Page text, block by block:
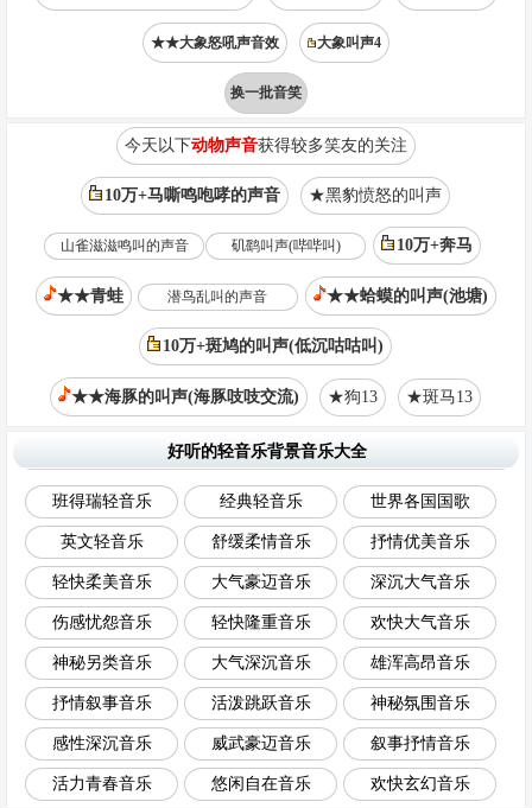
★★大象怒吼声音效 大象叫声4
换一批音笑
今天以下动物声音获得较多笑友的关注
10万+马嘶鸣咆哮的声音 ★黑豹愤怒的叫声
山雀滋滋鸣叫的声音 矶鹞叫声(哔哔叫) 10万+奔马
★★青蛙 潜鸟乱叫的声音 ★★蛤蟆的叫声(池塘)
10万+斑鸠的叫声(低沉咕咕叫)
★★海豚的叫声(海豚吱吱交流) ★狗13 ★斑马13
好听的轻音乐背景音乐大全
班得瑞轻音乐 经典轻音乐 世界各国国歌
英文轻音乐 舒缓柔情音乐 抒情优美音乐
轻快柔美音乐 大气豪迈音乐 深沉大气音乐
伤感忧怨音乐 轻快隆重音乐 欢快大气音乐
神秘另类音乐 大气深沉音乐 雄浑高昂音乐
抒情叙事音乐 活泼跳跃音乐 神秘氛围音乐
感性深沉音乐 威武豪迈音乐 叙事抒情音乐
活力青春音乐 悠闲自在音乐 欢快玄幻音乐